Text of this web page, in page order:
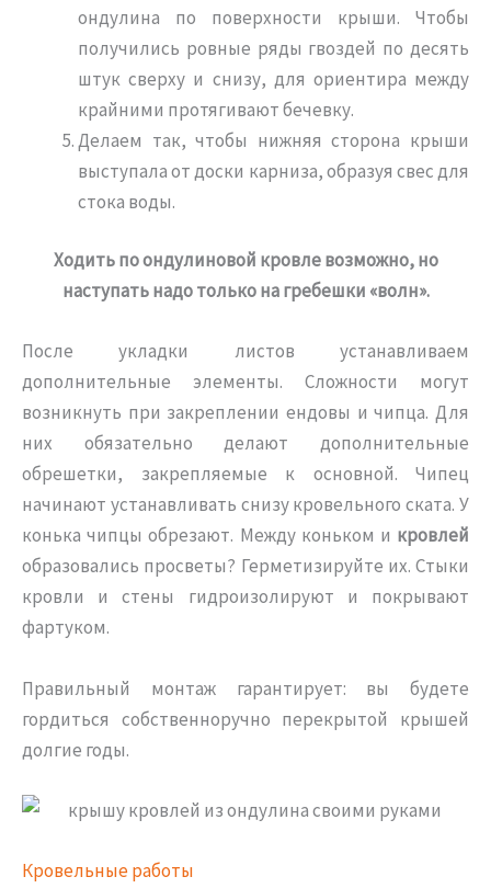
ондулина по поверхности крыши. Чтобы
получились ровные ряды гвоздей по десять
штук сверху и снизу, для ориентира между
крайними протягивают бечевку.
Делаем так, чтобы нижняя сторона крыши
выступала от доски карниза, образуя свес для
стока воды.
Ходить по ондулиновой кровле возможно, но
наступать надо только на гребешки «волн».
После укладки листов устанавливаем
дополнительные элементы. Сложности могут
возникнуть при закреплении ендовы и чипца. Для
них обязательно делают дополнительные
обрешетки, закрепляемые к основной. Чипец
начинают устанавливать снизу кровельного ската. У
конька чипцы обрезают. Между коньком и кровлей
образовались просветы? Герметизируйте их. Стыки
кровли и стены гидроизолируют и покрывают
фартуком.
Правильный монтаж гарантирует: вы будете
гордиться собственноручно перекрытой крышей
долгие годы.
Кровельные работы